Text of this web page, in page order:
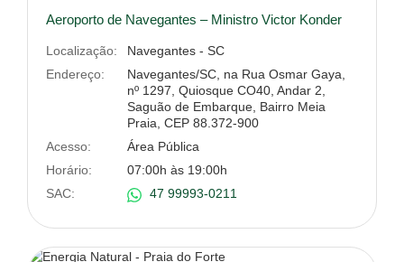
Aeroporto de Navegantes – Ministro Victor Konder
Localização:
Navegantes - SC
Endereço:
Navegantes/SC, na Rua Osmar Gaya,
nº 1297, Quiosque CO40, Andar 2,
Saguão de Embarque, Bairro Meia
Praia, CEP 88.372-900
Acesso:
Área Pública
Horário:
07:00h às 19:00h
SAC:
47 99993-0211